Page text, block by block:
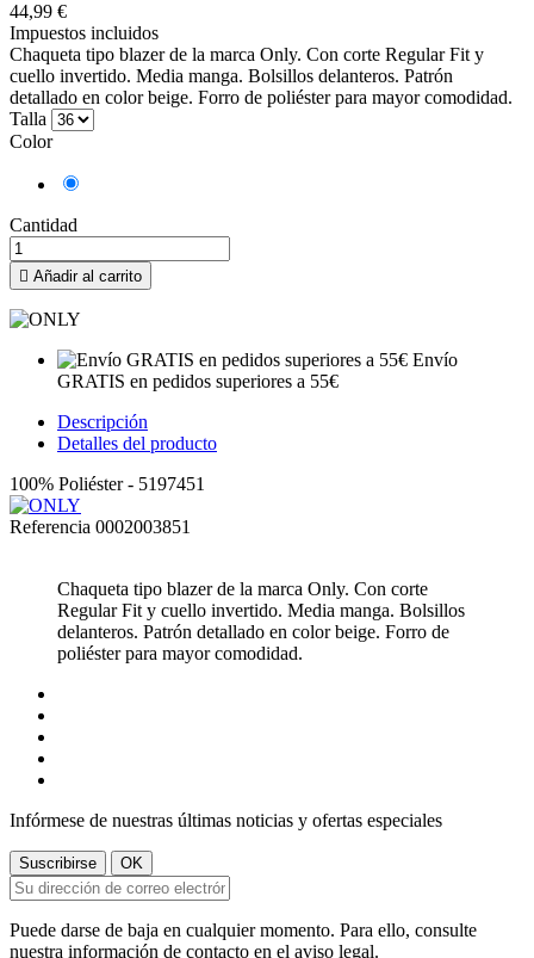
44,99 €
Impuestos incluidos
Chaqueta tipo blazer de la marca Only. Con corte Regular Fit y
cuello invertido. Media manga. Bolsillos delanteros. Patrón
detallado en color beige. Forro de poliéster para mayor comodidad.
Talla
Color
Cantidad
 Añadir al carrito
Envío
GRATIS en pedidos superiores a 55€
Descripción
Detalles del producto
100% Poliéster - 5197451
Referencia 0002003851
Chaqueta tipo blazer de la marca Only. Con corte
Regular Fit y cuello invertido. Media manga. Bolsillos
delanteros. Patrón detallado en color beige. Forro de
poliéster para mayor comodidad.
Infórmese de nuestras últimas noticias y ofertas especiales
Puede darse de baja en cualquier momento. Para ello, consulte
nuestra información de contacto en el aviso legal.